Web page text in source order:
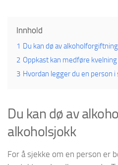
Innhold
1 Du kan dø av
2 Oppkast kan medføre kvelning
3 Hvordan legger du en person i
Du kan dø av
alkoholsjokk
For å sjekke om en person er